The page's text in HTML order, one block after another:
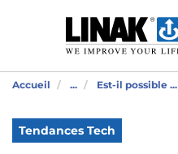
Accueil ... Est-il possible ...
Tendances Tech